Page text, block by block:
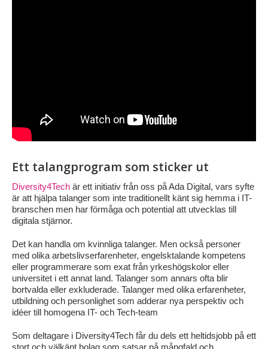
Ett talangprogram som sticker ut
Diversity4Tech är ett initiativ från oss på Ada Digital, vars syfte
är att hjälpa talanger som inte traditionellt känt sig hemma i IT-
branschen men har förmåga och potential att utvecklas till
digitala stjärnor.
Det kan handla om kvinnliga talanger. Men också personer
med olika arbetslivserfarenheter, engelsktalande kompetens
eller programmerare som exat från yrkeshögskolor eller
universitet i ett annat land. Talanger som annars ofta blir
bortvalda eller exkluderade. Talanger med olika erfarenheter,
utbildning och personlighet som adderar nya perspektiv och
idéer till homogena IT- och Tech-team
Som deltagare i Diversity4Tech får du dels ett heltidsjobb på ett